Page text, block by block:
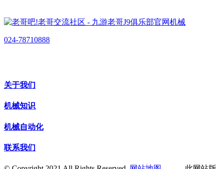
024-78710888
关于我们
机械知识
机械自动化
联系我们